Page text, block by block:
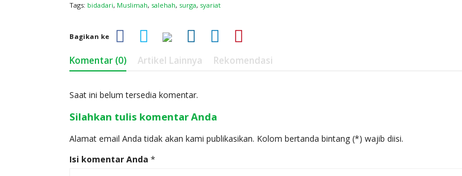
Tags: bidadari, Muslimah, salehah, surga, syariat
Bagikan ke
Komentar (0) Artikel Lainnya Rekomendasi
Saat ini belum tersedia komentar.
Silahkan tulis komentar Anda
Alamat email Anda tidak akan kami publikasikan. Kolom bertanda bintang (*) wajib diisi.
Isi komentar Anda *